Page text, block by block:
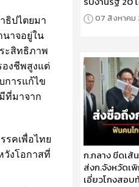
ธิปไตยมา
นาจอยู่ใน
ะสิทธิภาพ
องชีพสูงแต่
การแก้ไข
ที่มาจาก
รคเพื่อไทย
วังโอกาสที่
07 สิงหาคม
ก.กลาง ขีดเส้
ส่งก.จังหวัดเ
เอี่ยวโกงสอบ